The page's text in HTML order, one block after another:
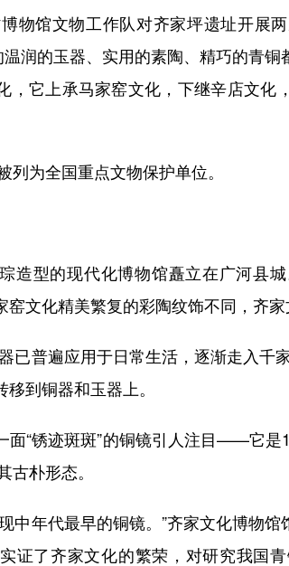
馆文物工作队对齐家坪遗址开展两
温润的玉器、实用的素陶、精巧的青
，它上承马家窑文化，下继辛店文化
全国重点文物保护单位。
的现代化博物馆矗立在广河县城
文化精美繁复的彩陶纹饰不同，齐
遍应用于日常生活，逐渐走入千
到铜器和玉器上。
迹斑斑”的铜镜引人注目——它是
朴形态。
代最早的铜镜。”齐家文化博物馆
证了齐家文化的繁荣，对研究我国